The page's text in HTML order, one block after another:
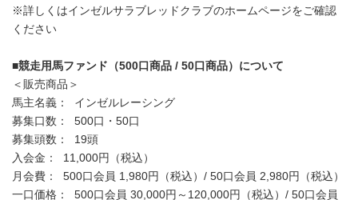
※詳しくはインゼルサラブレッドクラブのホームページをご確認
ください
■競走用馬ファンド（500口商品 / 50口商品）について
＜販売商品＞
馬主名義： インゼルレーシング
募集口数： 500口・50口
募集頭数： 19頭
入会金： 11,000円（税込）
月会費： 500口会員 1,980円（税込）/ 50口会員 2,980円（税込）
一口価格： 500口会員 30,000円～120,000円（税込）/ 50口会員